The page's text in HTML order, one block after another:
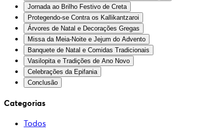
Jornada ao Brilho Festivo de Creta
Protegendo-se Contra os Kallikantzaroi
Árvores de Natal e Decorações Gregas
Missa da Meia-Noite e Jejum do Advento
Banquete de Natal e Comidas Tradicionais
Vasilopita e Tradições de Ano Novo
Celebrações da Epifania
Conclusão
Categorias
Todos